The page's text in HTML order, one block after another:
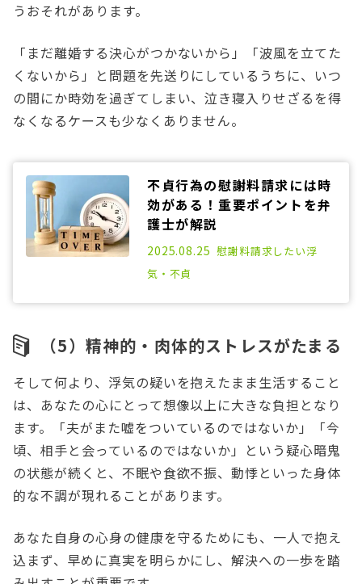
うおそれがあります。
「まだ離婚する決心がつかないから」「波風を立てた
くないから」と問題を先送りにしているうちに、いつ
の間にか時効を過ぎてしまい、泣き寝入りせざるを得
なくなるケースも少なくありません。
不貞行為の慰謝料請求には時
効がある！重要ポイントを弁
護士が解説
2025.01.16
2025.08.25 慰謝料請求したい浮
気・不貞
（5）精神的・肉体的ストレスがたまる
そして何より、浮気の疑いを抱えたまま生活すること
は、あなたの心にとって想像以上に大きな負担となり
ます。「夫がまた嘘をついているのではないか」「今
頃、相手と会っているのではないか」という疑心暗鬼
の状態が続くと、不眠や食欲不振、動悸といった身体
的な不調が現れることがあります。
あなた自身の心身の健康を守るためにも、一人で抱え
込まず、早めに真実を明らかにし、解決への一歩を踏